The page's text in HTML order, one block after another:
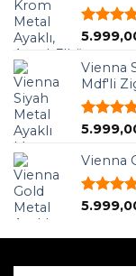
5
aldı
Vienna
Mdf'li
5
aldı
Vienna
5